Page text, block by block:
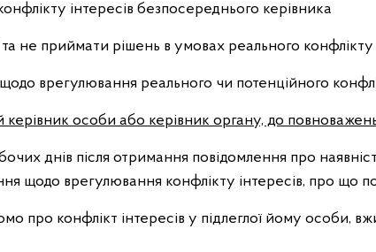
інтересів безпосереднього керівника
та не приймати рішень в умовах реального конфлікту
врегулювання реального чи потенційного
керівник особи або керівник органу, до
днів після отримання повідомлення про
щодо врегулювання конфлікту інтересів, про що
про конфлікт інтересів у підлеглої йому особи,